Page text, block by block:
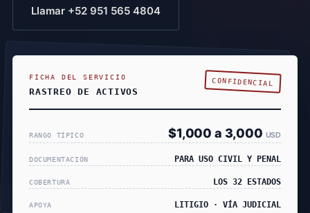
Llamar +52 951 565 4804
FICHA DEL SERVICIO
RASTREO DE ACTIVOS
CONFIDENCIAL
RANGO TÍPICO $1,000 a 3,000 USD
DOCUMENTACIÓN PARA USO CIVIL Y PENAL
COBERTURA LOS 32 ESTADOS
APOYA LITIGIO · VÍA JUDICIAL